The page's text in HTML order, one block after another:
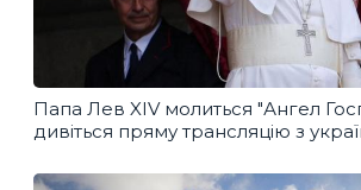
Папа Лев XIV молиться "Ангел
дивіться пряму трансляцію з